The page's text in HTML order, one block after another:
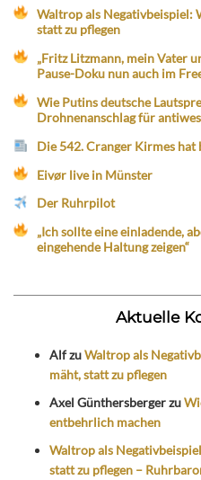
Waltrop als Negativbeispiel:
statt zu pflegen
„Fritz Litzmann, mein Vater
Pause-Doku nun auch im
Wie Putins deutsche
Drohnenanschlag für
Die 542. Cranger Kirmes hat
Eivør live in Münster
Der Ruhrpilot
„Ich sollte eine einladende,
eingehende Haltung zeigen“
Aktuelle
AlfzuWaltrop als
mäht, statt zu pflegen
Axel Günthersbergerzu
entbehrlich machen
Waltrop als
statt zu pflegen –